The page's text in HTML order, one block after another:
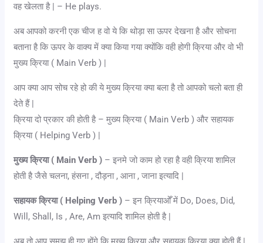
वह खेलता है | – He plays.
अब आपको करनी एक चीज ह वो ये कि थोड़ा सा ऊपर देखना है और सोचना
बताना है कि ऊपर के वाक्य में क्या किया गया क्योंकि वही होगी क्रिया और वो भी
मुख्य क्रिया ( Main Verb ) |
आप क्या आप सोच रहे हो की ये मुख्य क्रिया क्या बला है तो आपको चलो बता ही
देते हैं |
क्रिया दो प्रकार की होती है – मुख्य क्रिया ( Main Verb ) और सहायक
क्रिया ( Helping Verb ) |
मुख्य क्रिया ( Main Verb ) – इनमे जो काम हो रहा है वही क्रिया शामिल
होती है जैसे चलना, हंसना , दौड़ना , आना , जाना इत्यादि |
सहायक क्रिया ( Helping Verb ) – इन क्रियाओँ में Do, Does, Did,
Will, Shall, Is , Are, Am इत्यादि शामिल होती है |